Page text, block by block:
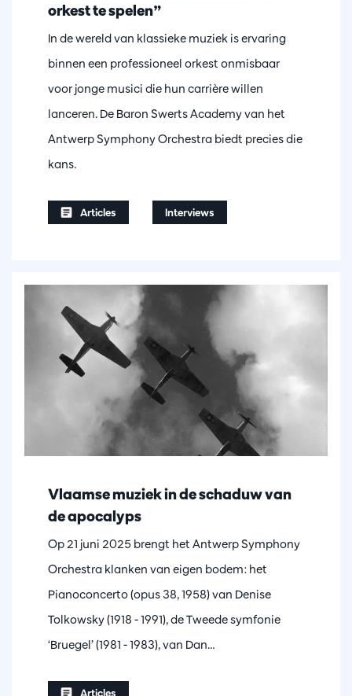
orkest te spelen”
In de wereld van klassieke muziek is ervaring
binnen een professioneel orkest onmisbaar
voor jonge musici die hun carrière willen
lanceren. De Baron Swerts Academy van het
Antwerp Symphony Orchestra biedt precies die
kans.
Articles Interviews
Vlaamse muziek in de schaduw van
de apocalyps
Op 21 juni 2025 brengt het Antwerp Symphony
Orchestra klanken van eigen bodem: het
Pianoconcerto (opus 38, 1958) van Denise
Tolkowsky (1918 - 1991), de Tweede symfonie
‘Bruegel’ (1981 - 1983), van Dan…
Articles